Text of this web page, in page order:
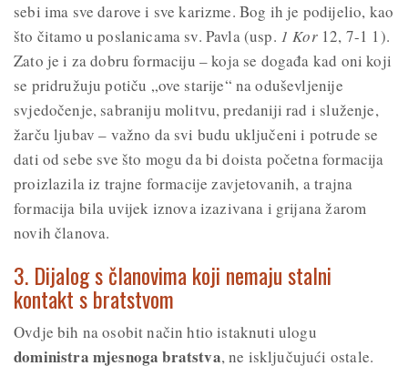
sebi ima sve darove i sve karizme. Bog ih je podijelio, kao
što čitamo u poslanicama sv. Pavla (usp. 1 Kor12, 7-1 1).
Zato je i za dobru formaciju – koja se događa kad oni koji
se pridružuju potiču „ove starije“ na oduševljenije
svjedočenje, sabraniju molitvu, predaniji rad i služenje,
žarču ljubav – važno da svi budu uključeni i potrude se
dati od sebe sve što mogu da bi doista početna formacija
proizlazila iz trajne formacije zavjetovanih, a trajna
formacija bila uvijek iznova izazivana i grijana žarom
novih članova.
3. Dijalog s članovima koji nemaju stalni
kontakt s bratstvom
Ovdje bih na osobit način htio istaknuti ulogu
doministra mjesnoga bratstva, ne isključujući ostale.